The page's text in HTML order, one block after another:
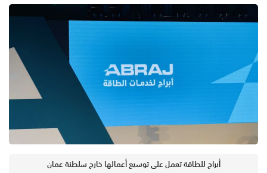
أبراج للطاقة تعمل على توسيع أعمالها خارج سلطنة عمان